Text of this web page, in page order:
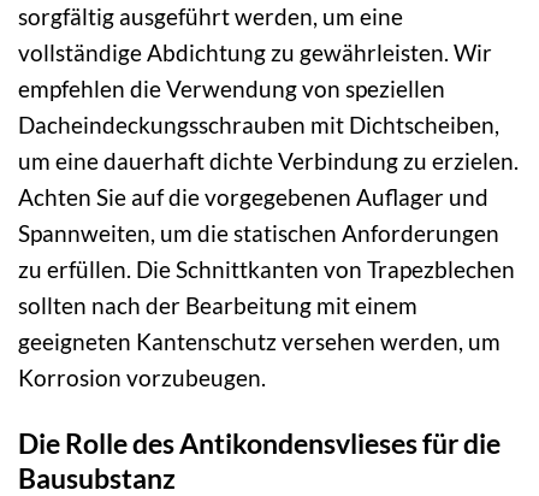
sorgfältig ausgeführt werden, um eine
vollständige Abdichtung zu gewährleisten. Wir
empfehlen die Verwendung von speziellen
Dacheindeckungsschrauben mit Dichtscheiben,
um eine dauerhaft dichte Verbindung zu erzielen.
Achten Sie auf die vorgegebenen Auflager und
Spannweiten, um die statischen Anforderungen
zu erfüllen. Die Schnittkanten von Trapezblechen
sollten nach der Bearbeitung mit einem
geeigneten Kantenschutz versehen werden, um
Korrosion vorzubeugen.
Die Rolle des Antikondensvlieses für die
Bausubstanz